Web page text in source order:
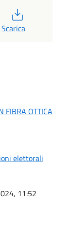
Scarica
FIBRA OTTICA
elettorali
11:52